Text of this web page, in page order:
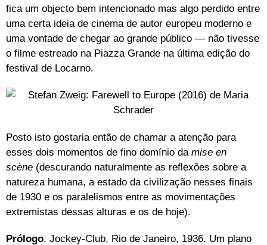
fica um objecto bem intencionado mas algo perdido entre
uma certa ideia de cinema de autor europeu moderno e
uma vontade de chegar ao grande público — não tivesse
o filme estreado na Piazza Grande na última edição do
festival de Locarno.
Posto isto gostaria então de chamar a atenção para
esses dois momentos de fino domínio da mise en
scène (descurando naturalmente as reflexões sobre a
natureza humana, a estado da civilização nesses finais
de 1930 e os paralelismos entre as movimentações
extremistas dessas alturas e os de hoje).
Prólogo. Jockey-Club, Rio de Janeiro, 1936. Um plano